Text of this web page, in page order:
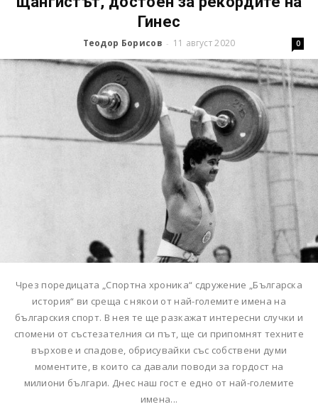
Гинес
Теодор Борисов - 11 август 2020 0
Чрез поредицата „Спортна хроника“ сдружение „Българска
история“ ви среща с някои от най-големите имена на
българския спорт. В нея те ще разкажат интересни случки и
спомени от състезателния си път, ще си припомнят техните
върхове и спадове, обрисувайки със собствени думи
моментите, в които са давали поводи за гордост на
милиони българи. Днес наш гост е едно от най-големите
имена...